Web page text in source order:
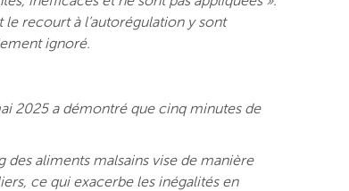
recourt à l’autorégulation y sont
ignoré.
2025 a démontré que cinq minutes de
aliments malsains vise de manière
ce qui exacerbe les inégalités en